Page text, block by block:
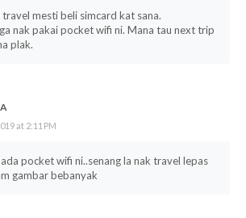
mesti beli simcard kat sana.
nak pakai pocket wifi ni. Mana tau next trip
plak.
at 2:11 PM
pocket wifi ni..senang la nak travel lepas
gambar bebanyak